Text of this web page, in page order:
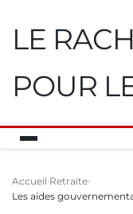
LE
POUR
Accueil Retraite
Les aides